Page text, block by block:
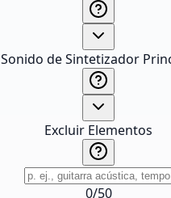
Sonido de Sintetizador
Excluir Elementos
0/50